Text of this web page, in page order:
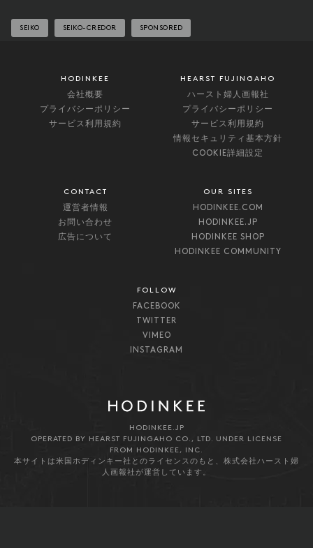
SEIKO SEIKO-CREDOR SPONSORED
HODINKEE
会社概要
プライバシーポリシー
サービス利用規約
HEARST FUJINGAHO
ハースト婦人画報社
プライバシーポリシー
サービス利用規約
情報セキュリティ基本方針
COOKIE詳細設定
CONTACT
運営者情報
お問い合わせ
広告について
OUR SITES
HODINKEE.COM
HODINKEE.JP
HODINKEE SHOP
HODINKEE COMMUNITY
FOLLOW
FACEBOOK
TWITTER
VIMEO
INSTAGRAM
HODINKEE.JP
OPERATED BY HEARST FUJINGAHO CO., LTD. UNDER LICENSE
FROM HODINKEE, INC.
本サイトは米国ホディンキー社とのライセンスのもと、株式会社ハースト婦
人画報社が運営しています。